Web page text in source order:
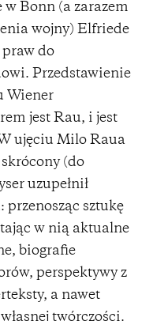
Bonn (a zarazem
wojny) Elfriede
praw do
Przedstawienie
Wiener
jest Rau, i jest
ujęciu Milo Raua
skrócony (do
uzupełnił
sztukę
w nią aktualne
biografie
perspektywy z
a nawet
twórczości.